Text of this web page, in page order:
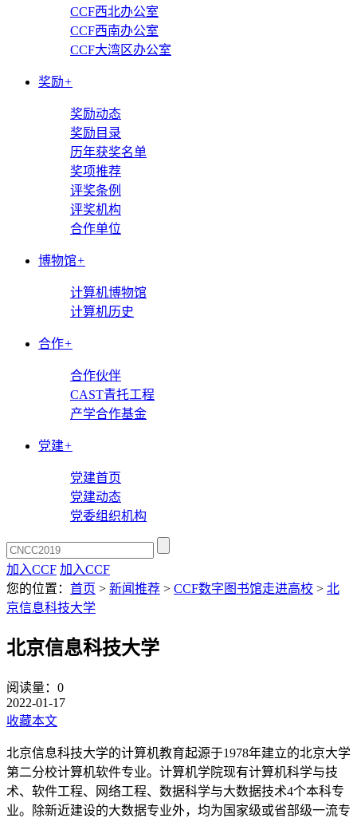
CCF西北办公室
CCF西南办公室
CCF大湾区办公室
奖励+
奖励动态
奖励目录
历年获奖名单
奖项推荐
评奖条例
评奖机构
合作单位
博物馆+
计算机博物馆
计算机历史
合作+
合作伙伴
CAST青托工程
产学合作基金
党建+
党建首页
党建动态
党委组织机构
加入CCF 加入CCF
您的位置： 首页 > 新闻推荐 > CCF数字图书馆走进高校 > 北
京信息科技大学
北京信息科技大学
阅读量： 0
2022-01-17
收藏本文
北京信息科技大学的计算机教育起源于1978年建立的北京大学
第二分校计算机软件专业。计算机学院现有计算机科学与技
术、软件工程、网络工程、数据科学与大数据技术4个本科专
业。除新近建设的大数据专业外，均为国家级或省部级一流专